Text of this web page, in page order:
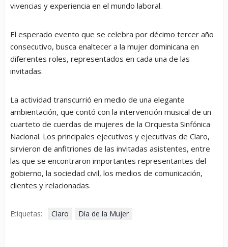
vivencias y experiencia en el mundo laboral.
El esperado evento que se celebra por décimo tercer año
consecutivo, busca enaltecer a la mujer dominicana en
diferentes roles, representados en cada una de las
invitadas.
La actividad transcurrió en medio de una elegante
ambientación, que contó con la intervención musical de un
cuarteto de cuerdas de mujeres de la Orquesta Sinfónica
Nacional. Los principales ejecutivos y ejecutivas de Claro,
sirvieron de anfitriones de las invitadas asistentes, entre
las que se encontraron importantes representantes del
gobierno, la sociedad civil, los medios de comunicación,
clientes y relacionadas.
Etiquetas: Claro Día de la Mujer